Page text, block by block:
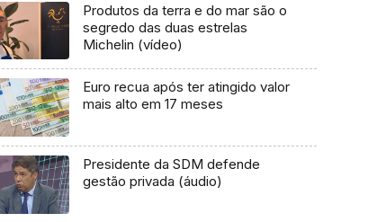
Produtos da terra e do mar são o
segredo das duas estrelas
Michelin (vídeo)
Euro recua após ter atingido valor
mais alto em 17 meses
Presidente da SDM defende
gestão privada (áudio)